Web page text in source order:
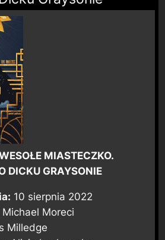
MIASTECZKO.
DICKU GRAYSONIE
10 sierpnia 2022
Michael Moreci
Milledge